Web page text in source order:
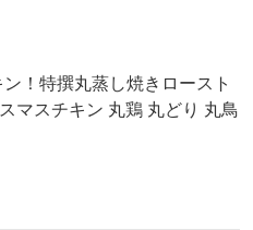
！特撰丸蒸し焼きロースト
マスチキン 丸鶏 丸どり 丸鳥